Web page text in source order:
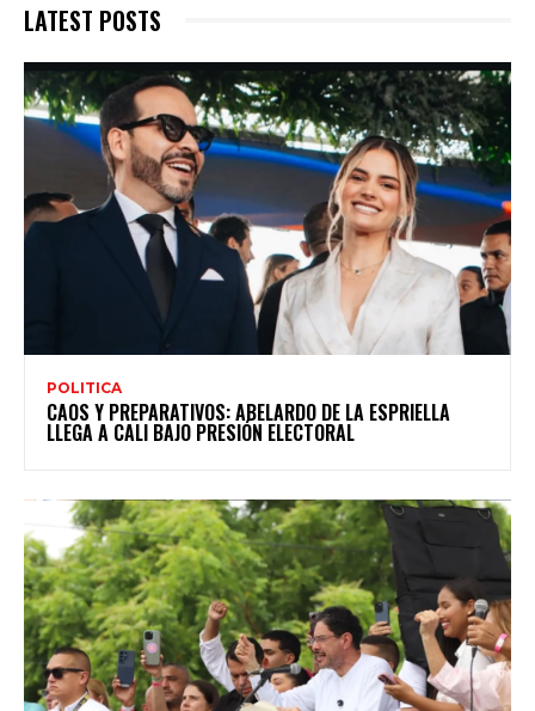
LATEST POSTS
POLITICA
CAOS Y PREPARATIVOS: ABELARDO DE LA ESPRIELLA
LLEGA A CALI BAJO PRESIÓN ELECTORAL